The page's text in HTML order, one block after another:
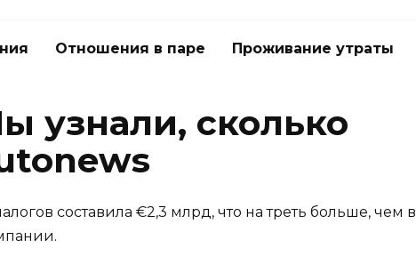
Отношения в паре Проживание утраты
узнали, сколько
составила €2,3 млрд, что на треть больше, чем в